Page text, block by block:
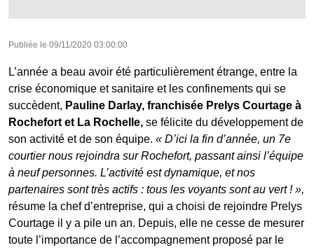
Publiée le 09/11/2020 03:00:00
L’année a beau avoir été particulièrement étrange, entre la
crise économique et sanitaire et les confinements qui se
succèdent, Pauline Darlay, franchisée Prelys Courtage à
Rochefort et La Rochelle, se félicite du développement de
son activité et de son équipe. « D’ici la fin d’année, un 7e
courtier nous rejoindra sur Rochefort, passant ainsi l’équipe
à neuf personnes. L’activité est dynamique, et nos
partenaires sont très actifs : tous les voyants sont au vert ! »,
résume la chef d’entreprise, qui a choisi de rejoindre Prelys
Courtage il y a pile un an. Depuis, elle ne cesse de mesurer
toute l’importance de l’accompagnement proposé par le